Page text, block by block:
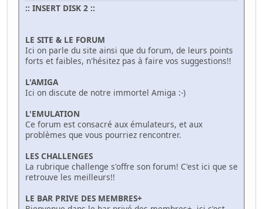
:: INSERT DISK 2 ::
LE SITE & LE FORUM
Ici on parle du site ainsi que du forum, de leurs points
forts et faibles, n'hésitez pas à faire vos suggestions!!
L'AMIGA
Ici on discute de notre immortel Amiga :-)
L'EMULATION
Ce forum est consacré aux émulateurs, et aux
problèmes que vous pourriez rencontrer.
LES CHALLENGES
La rubrique challenge s'offre son forum! C'est ici que se
retrouve les meilleurs!!
LE BAR PRIVE DES MEMBRES+